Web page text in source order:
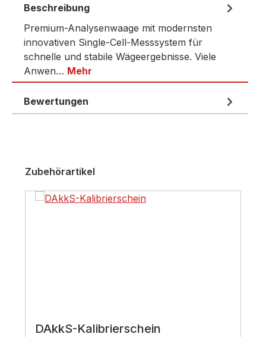
Beschreibung
Premium-Analysenwaage mit modernsten
innovativen Single-Cell-Messsystem für
schnelle und stabile Wägeergebnisse. Viele
Anwen… Mehr
Bewertungen
Produktgalerie überspringen
Zubehörartikel
DAkkS-Kalibrierschein